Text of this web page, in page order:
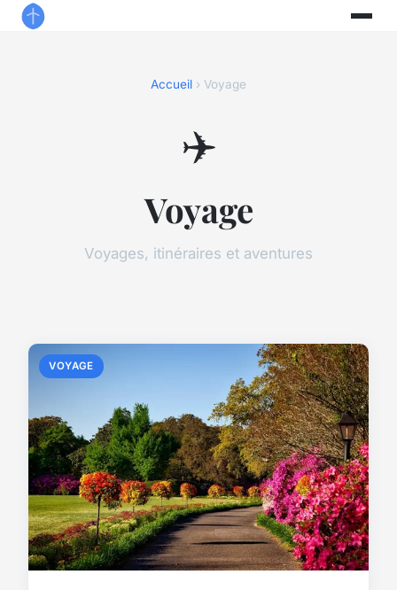
Accueil › Voyage
✈️
Voyage
Voyages, itinéraires et aventures
VOYAGE